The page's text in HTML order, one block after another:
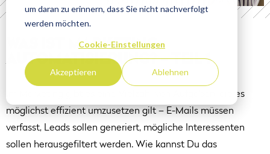
um daran zu erinnern, dass Sie nicht nachverfolgt
werden möchten.
Cookie-Einstellungen
Akzeptieren Ablehnen
WAS IST MARKETING-
AUTOMATISIERUNG? – TEIL 1
Im Marketing gibt es eine Vielzahl von Aufgaben, die es
möglichst effizient umzusetzen gilt – E-Mails müssen
verfasst, Leads sollen generiert, mögliche Interessenten
sollen herausgefiltert werden. Wie kannst Du das